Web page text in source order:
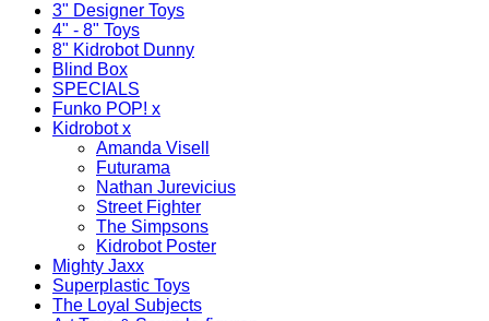
3" Designer Toys
4" - 8" Toys
8" Kidrobot Dunny
Blind Box
SPECIALS
Funko POP! x
Kidrobot x
Amanda Visell
Futurama
Nathan Jurevicius
Street Fighter
The Simpsons
Kidrobot Poster
Mighty Jaxx
Superplastic Toys
The Loyal Subjects